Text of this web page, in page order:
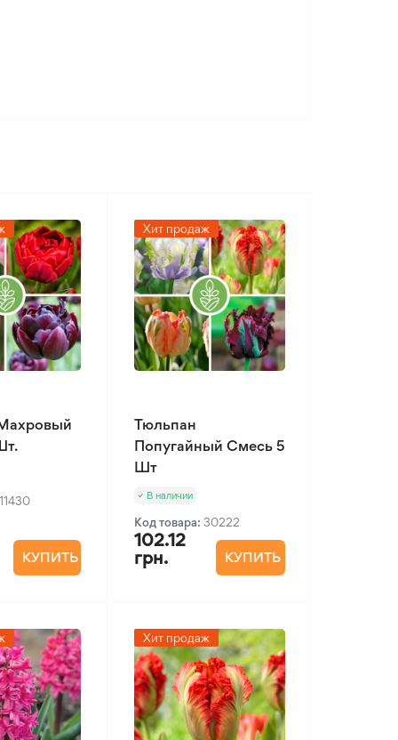
11430
КУПИТЬ
Хит продаж
Тюльпан
Попугайный Смесь 5
Шт
В наличии
Код товара: 30222
102.12
грн.
КУПИТЬ
Хит продаж